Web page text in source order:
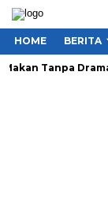
HOME BERITA
Tanpa